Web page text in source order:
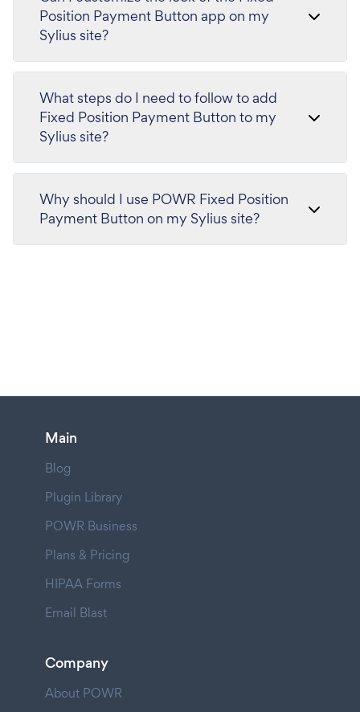
Position Payment Button app on my
Sylius site?
What steps do I need to follow to add
Fixed Position Payment Button to my
Sylius site?
Why should I use POWR Fixed Position
Payment Button on my Sylius site?
Main
Blog
Plugin Library
POWR Business
Plans & Pricing
HIPAA Forms
Email Blast
Company
About POWR